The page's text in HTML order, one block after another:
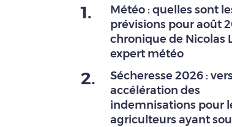
1.
Météo : quelles sont
prévisions pour août
chronique de Nicolas
expert météo
2.
Sécheresse 2026 :
accélération des
indemnisations pour
agriculteurs ayant